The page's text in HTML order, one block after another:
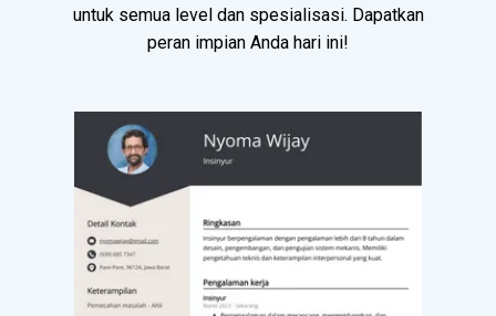
untuk semua level dan spesialisasi. Dapatkan
peran impian Anda hari ini!